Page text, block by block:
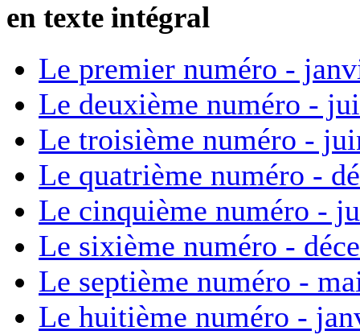
en texte intégral
Le premier numéro -
Le deuxième numéro -
Le troisième numéro -
Le quatrième numéro -
Le cinquième numéro -
Le sixième numéro -
Le septième numéro -
Le huitième numéro -